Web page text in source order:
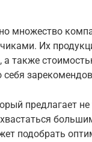
множество
Их
также
себя
предлагает
подобрать